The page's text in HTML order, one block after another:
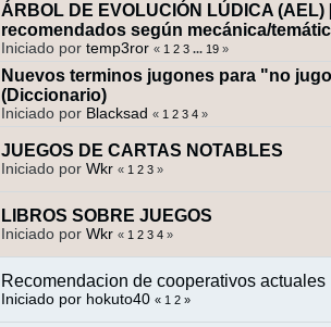
ÁRBOL DE EVOLUCIÓN LÚDICA
recomendados según mecánica/
Iniciado por temp3ror « 1 2 3 ... 19 »
Nuevos terminos jugones para "no
(Diccionario)
Iniciado por Blacksad « 1 2 3 4 »
JUEGOS DE CARTAS NOTABLES
Iniciado por Wkr « 1 2 3 »
LIBROS SOBRE JUEGOS
Iniciado por Wkr « 1 2 3 4 »
Recomendacion de cooperativos actuales
Iniciado por hokuto40 « 1 2 »